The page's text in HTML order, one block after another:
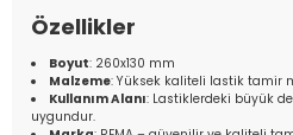
Özellikler
Boyut: 260x130 mm
Malzeme: Yüksek kaliteli lastik tamir
Kullanım Alanı: Lastiklerdeki büyük
uygundur.